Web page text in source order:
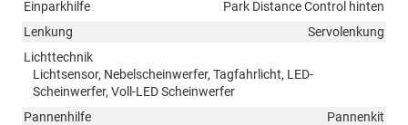
Einparkhilfe
Park Distance Control hinten
Lenkung
Servolenkung
Lichttechnik
Lichtsensor, Nebelscheinwerfer, Tagfahrlicht, LED-
Scheinwerfer, Voll-LED Scheinwerfer
Pannenhilfe
Pannenkit